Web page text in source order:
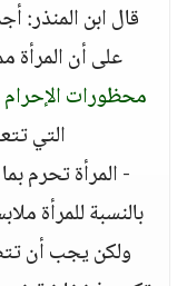
قال ابن المنذر:
على أن المرأة
محظورات الإحرام
التي
- المرأة تحرم
بالنسبة للمرأة
ولكن يجب أن